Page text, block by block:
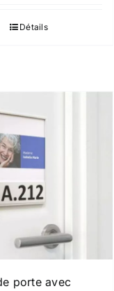
Détails
porte avec